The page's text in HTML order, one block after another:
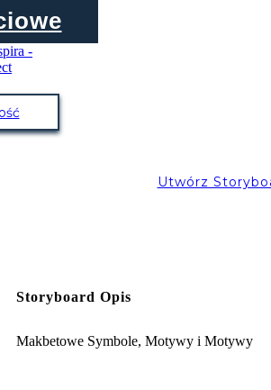
Utwórz
Storyboard Opis
Makbetowe Symbole, Motywy i Motywy